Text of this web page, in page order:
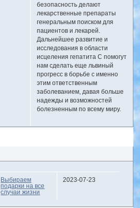
безопасность делают
лекарственные препараты
генеральным поиском для
пациентов и лекарей.
Дальнейшее развитие и
исследования в области
исцеления гепатита C помогут
нам сделать еще львиный
прогресс в борьбе с именно
этим ответственным
заболеванием, давая больше
надежды и возможностей
болезненным по всему миру.
Выбираем
подарки на все
случаи жизни
2023-07-23